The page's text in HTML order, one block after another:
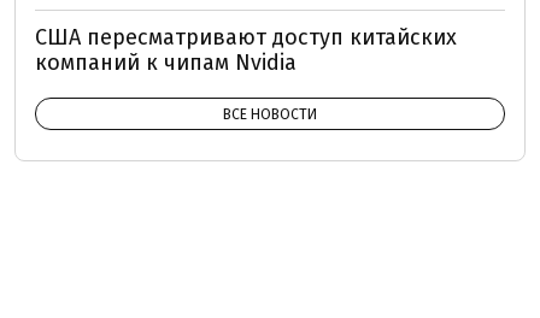
США пересматривают доступ китайских
компаний к чипам Nvidia
ВСЕ НОВОСТИ